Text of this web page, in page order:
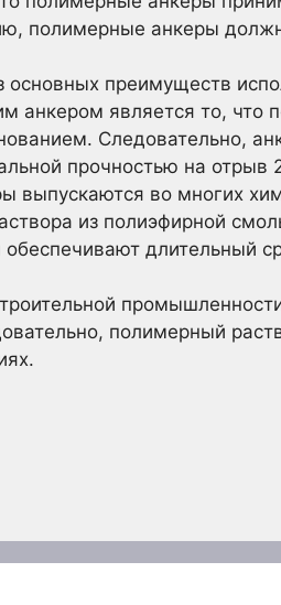
полимерные анкеры
преимуществ
анкером является то, что
Следовательно,
прочностью на отрыв
выпускаются во многих
из полиэфирной
длительный
полимерный